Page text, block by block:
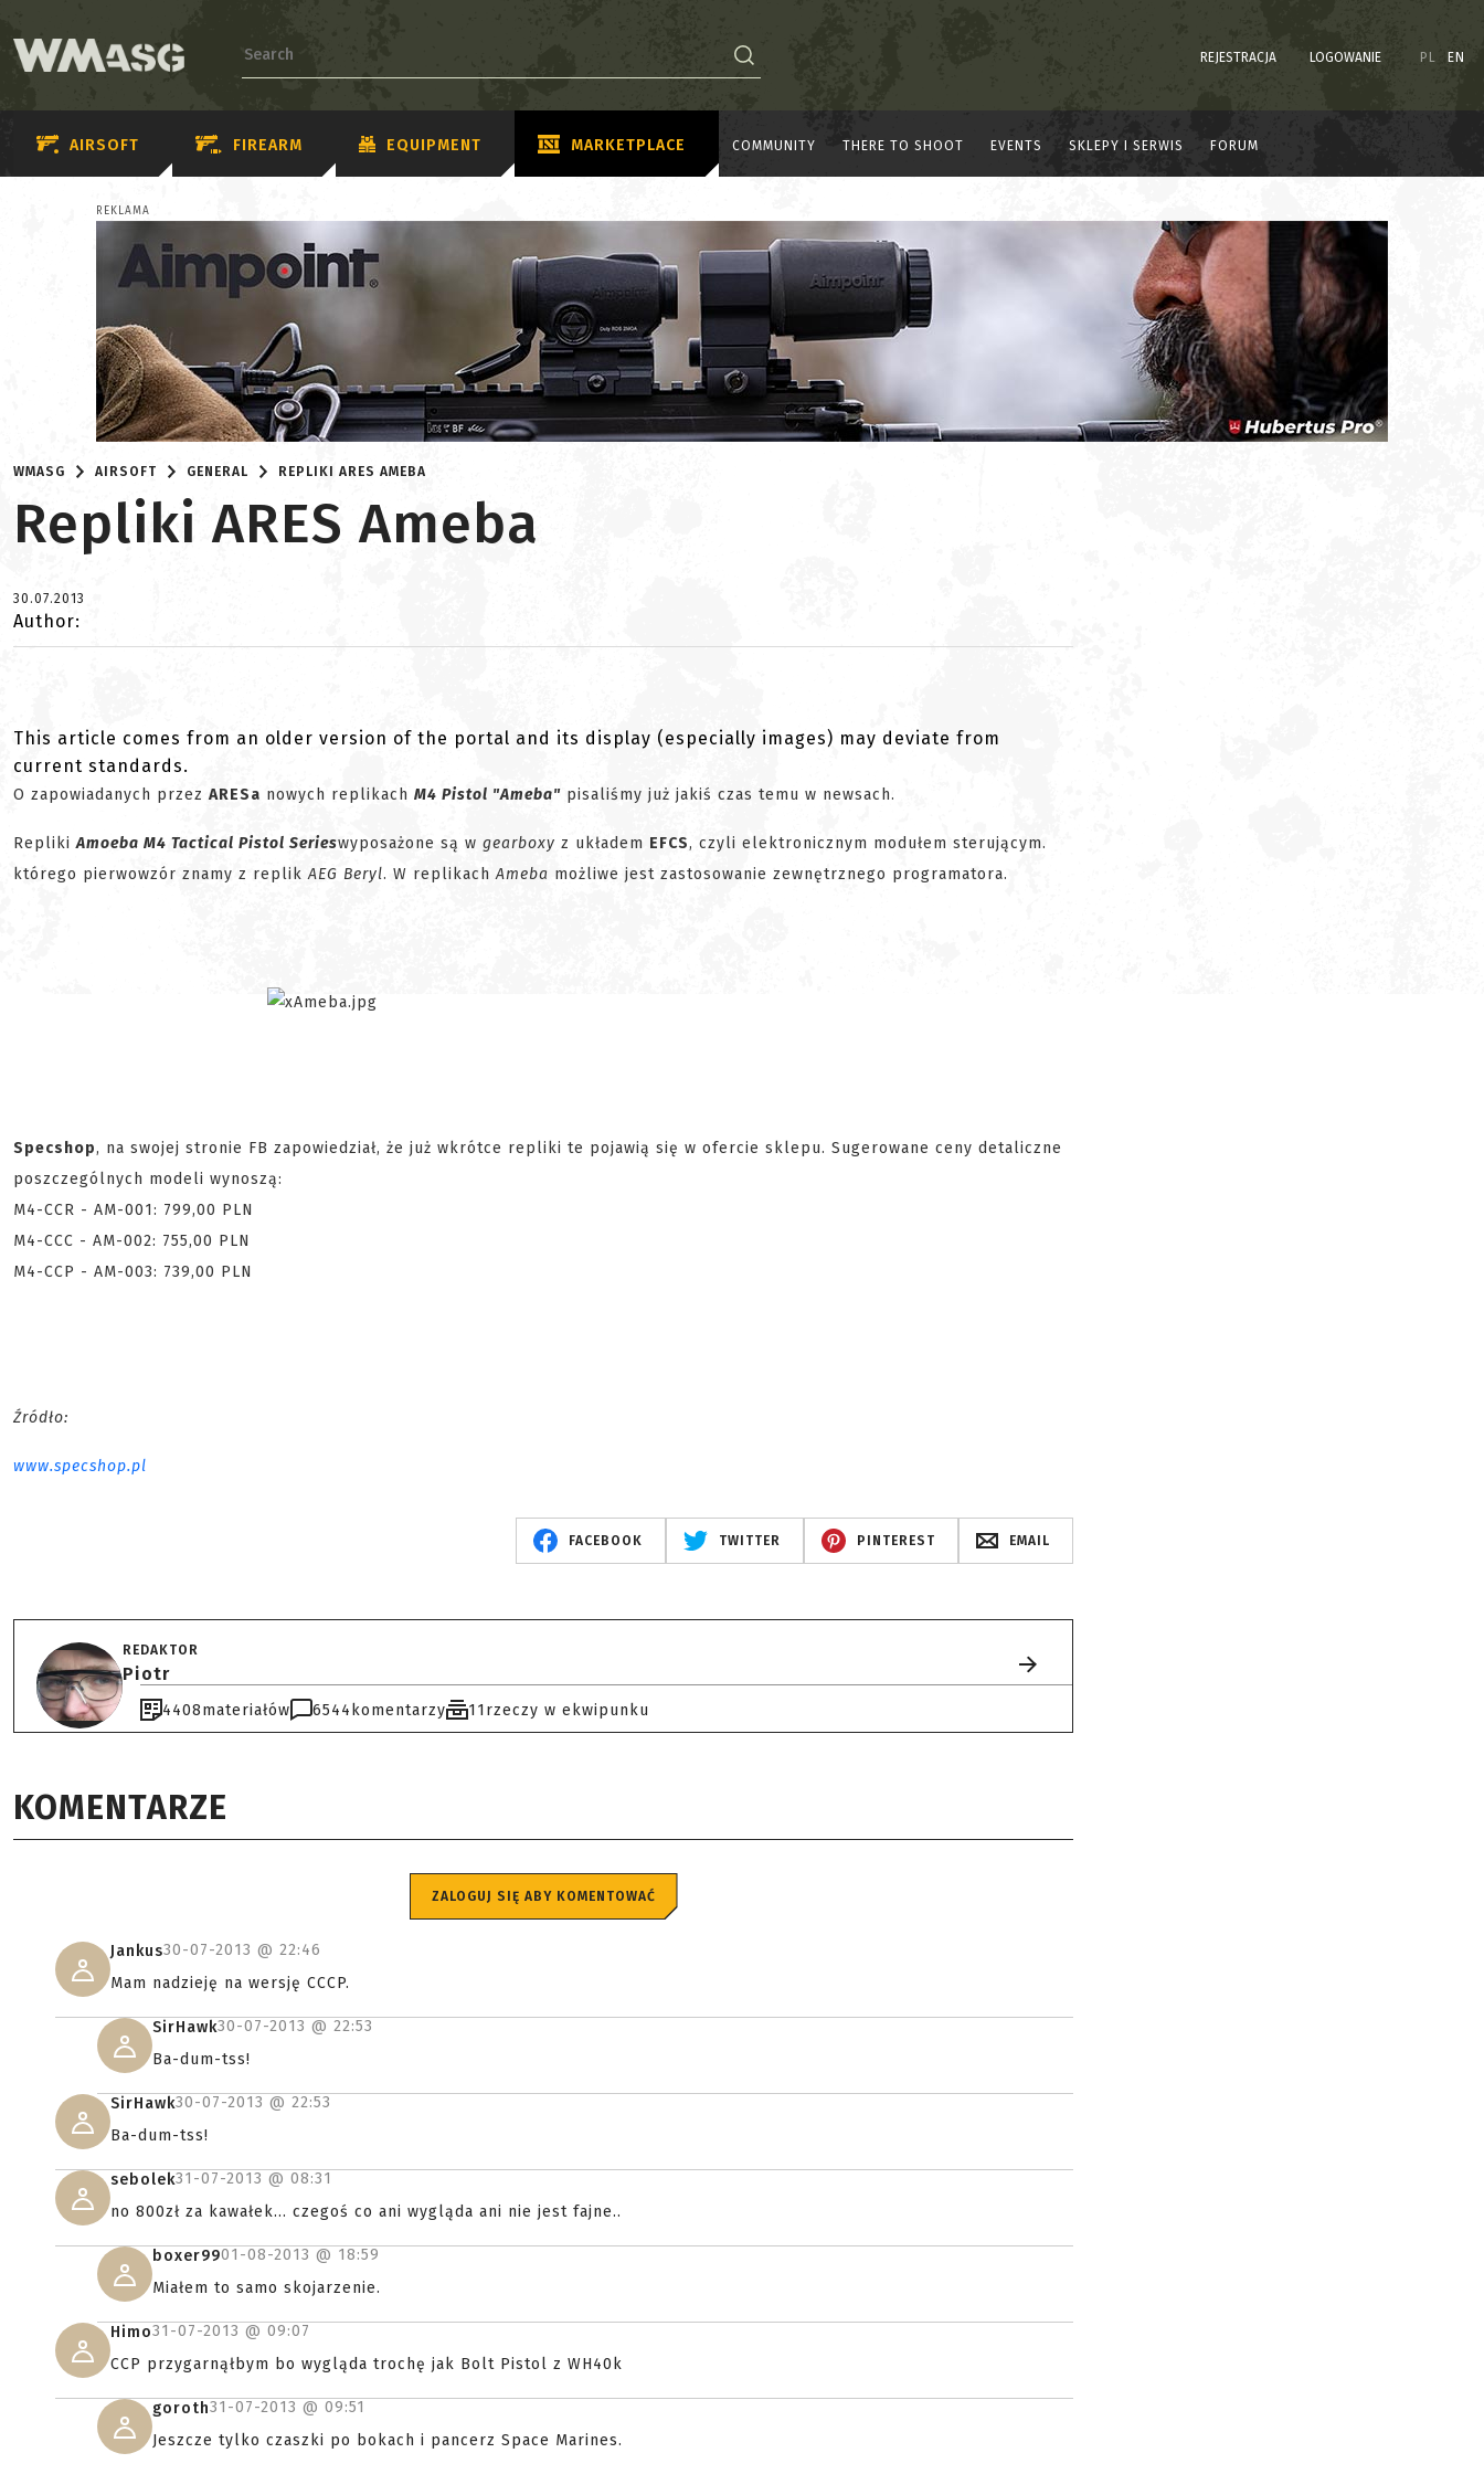
REJESTRACJA LOGOWANIE PL EN
AIRSOFT FIREARM EQUIPMENT MARKETPLACE COMMUNITY THERE TO SHOOT EVENTS SKLEPY I SERWIS FORUM
REKLAMA
WMASG AIRSOFT GENERAL REPLIKI ARES AMEBA
Repliki ARES Ameba
30.07.2013
Author:
This article comes from an older version of the portal and its display (especially images) may deviate from
current standards.
O zapowiadanych przez ARESa nowych replikach M4 Pistol "Ameba" pisaliśmy już jakiś czas temu w newsach.
ReplikiAmoeba M4 Tactical Pistol Serieswyposażone są w gearboxy z układem EFCS, czyli elektronicznym modułem sterującym.
którego pierwowzór znamy z replikAEG Beryl. W replikachAmeba możliwe jest zastosowanie zewnętrznego programatora.
Specshop, na swojej stronie FB zapowiedział, że już wkrótce repliki te pojawią się w ofercie sklepu. Sugerowane ceny detaliczne
poszczególnych modeli wynoszą:
M4-CCR - AM-001: 799,00 PLN
M4-CCC - AM-002: 755,00 PLN
M4-CCP - AM-003: 739,00 PLN
Źródło:
www.specshop.pl
FACEBOOK TWITTER PINTEREST EMAIL
REDAKTOR
Piotr
4408materiałów 6544 komentarzy 11rzeczy w ekwipunku
KOMENTARZE
ZALOGUJ SIĘ ABY KOMENTOWAĆ
Jankus30-07-2013 @ 22:46
Mam nadzieję na wersję CCCP.
SirHawk30-07-2013 @ 22:53
Ba-dum-tss!
SirHawk30-07-2013 @ 22:53
Ba-dum-tss!
sebolek31-07-2013 @ 08:31
no 800zł za kawałek... czegoś co ani wygląda ani nie jest fajne..
boxer9901-08-2013 @ 18:59
Miałem to samo skojarzenie.
Himo31-07-2013 @ 09:07
CCP przygarnąłbym bo wygląda trochę jak Bolt Pistol z WH40k
goroth31-07-2013 @ 09:51
Jeszcze tylko czaszki po bokach i pancerz Space Marines.